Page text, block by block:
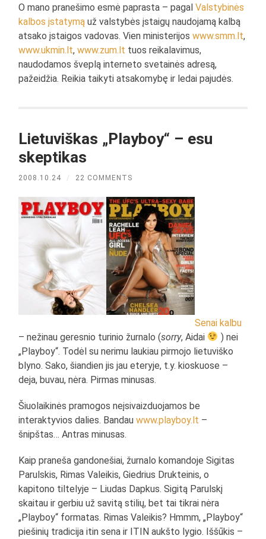
O mano pranešimo esmė paprasta – pagalValstybinės
kalbos įstatymą už valstybės įstaigų naudojamą kalbą
atsako įstaigos vadovas. Vien ministerijoswww.smm.lt,
www.ukmin.lt,www.zum.lt tuos reikalavimus,
naudodamos šveplą interneto svetainės adresą,
pažeidžia. Reikia taikyti atsakomybę ir ledai pajudės.
Lietuviškas „Playboy“ – esu
skeptikas
2008.10.24 / 22 COMMENTS
Senai kalbu
– nežinau geresnio turinio žurnalo (sorry, Aidai
) nei
„Playboy“. Todėl su nerimu laukiau pirmojo lietuviško
blyno. Sako, šiandien jis jau eteryje, t.y. kioskuose –
deja, buvau, nėra. Pirmas minusas.
Šiuolaikinės pramogos neįsivaizduojamos be
interaktyvios dalies. Bandauwww.playboy.lt –
šnipštas… Antras minusas.
Kaip praneša gandonešiai, žurnalo komandoje Sigitas
Parulskis, Rimas Valeikis, Giedrius Drukteinis, o
kapitono tiltelyje – Liudas Dapkus. Sigitą Parulskį
skaitau ir gerbiu už savitą stilių, bet tai tikrai nėra
„Playboy“ formatas. Rimas Valeikis? Hmmm, „Playboy“
piešinių tradicija itin sena ir ITIN aukšto lygio. Iššūkis –